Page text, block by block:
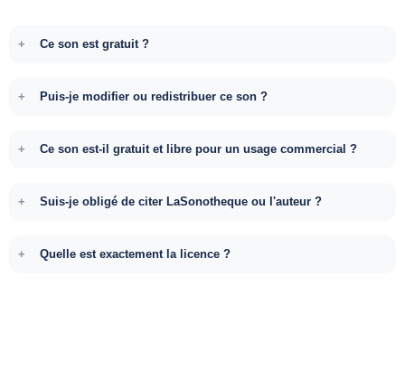
Ce son est gratuit ?
Puis-je modifier ou redistribuer ce son ?
Ce son est-il gratuit et libre pour un usage commercial ?
Suis-je obligé de citer LaSonotheque ou l'auteur ?
Quelle est exactement la licence ?